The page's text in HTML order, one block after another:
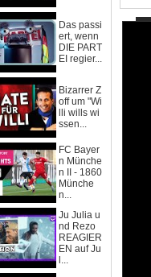
Das passi
ert, wenn
DIE PART
EI regier...
Bizarrer Z
off um "Wi
lli wills wi
ssen...
FC Bayer
n Münche
n II - 1860
Münche
n...
Ju Julia u
nd Rezo
REAGIER
EN auf Ju
l...